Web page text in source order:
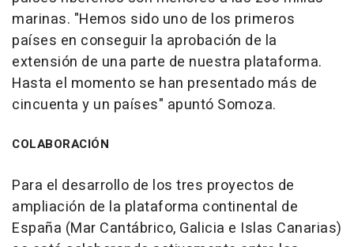
marinas. "Hemos sido uno de los primeros
países en conseguir la aprobación de la
extensión de una parte de nuestra plataforma.
Hasta el momento se han presentado más de
cincuenta y un países" apuntó Somoza.
COLABORACIÓN
Para el desarrollo de los tres proyectos de
ampliación de la plataforma continental de
España (Mar Cantábrico, Galicia e Islas Canarias)